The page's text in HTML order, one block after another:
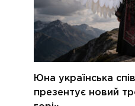
Юна українська
презентує новий